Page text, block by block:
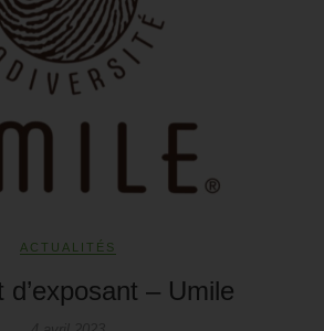
ACTUALITÉS
d’exposant – Umile